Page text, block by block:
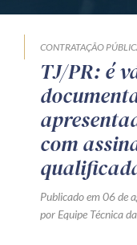
CONTRATAÇÃO
TJ/PR: é
com
Publicado em 06 de
por Equipe Técnica